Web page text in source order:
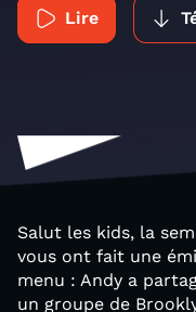
Lire
Salut les kids, la
vous ont fait une
menu : Andy a
un groupe de